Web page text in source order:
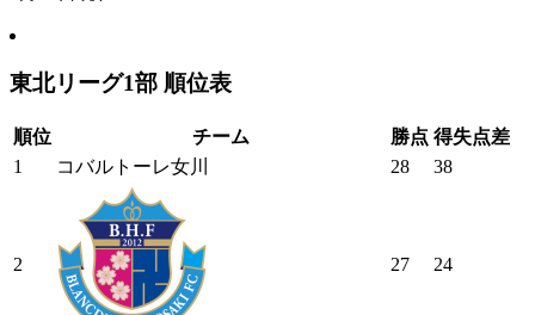
東北リーグ1部 順位表
順位 チーム 勝点 得失点差
1
コバルトーレ女川 28 38
2 27 24